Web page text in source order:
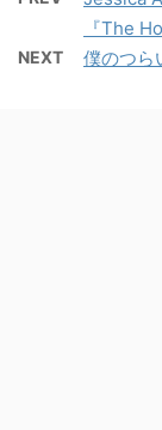
『The
NEXT 僕のつら